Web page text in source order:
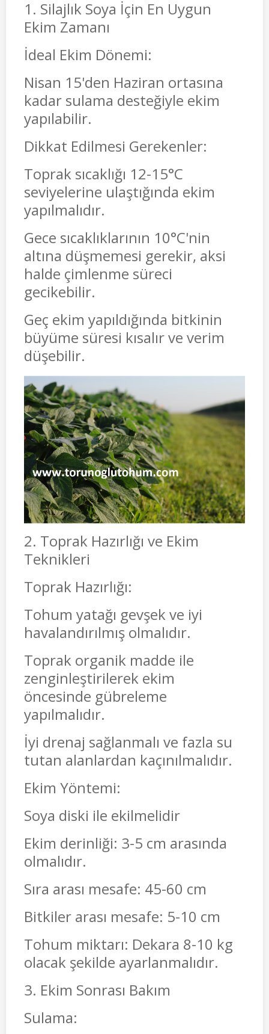
1. Silajlık Soya İçin En Uygun
Ekim Zamanı
İdeal Ekim Dönemi:
Nisan 15'den Haziran ortasına
kadar sulama desteğiyle ekim
yapılabilir.
Dikkat Edilmesi Gerekenler:
Toprak sıcaklığı 12-15°C
seviyelerine ulaştığında ekim
yapılmalıdır.
Gece sıcaklıklarının 10°C'nin
altına düşmemesi gerekir, aksi
halde çimlenme süreci
gecikebilir.
Geç ekim yapıldığında bitkinin
büyüme süresi kısalır ve verim
düşebilir.
2. Toprak Hazırlığı ve Ekim
Teknikleri
Toprak Hazırlığı:
Tohum yatağı gevşek ve iyi
havalandırılmış olmalıdır.
Toprak organik madde ile
zenginleştirilerek ekim
öncesinde gübreleme
yapılmalıdır.
İyi drenaj sağlanmalı ve fazla su
tutan alanlardan kaçınılmalıdır.
Ekim Yöntemi:
Soya diski ile ekilmelidir
Ekim derinliği: 3-5 cm arasında
olmalıdır.
Sıra arası mesafe: 45-60 cm
Bitkiler arası mesafe: 5-10 cm
Tohum miktarı: Dekara 8-10 kg
olacak şekilde ayarlanmalıdır.
3. Ekim Sonrası Bakım
Sulama: